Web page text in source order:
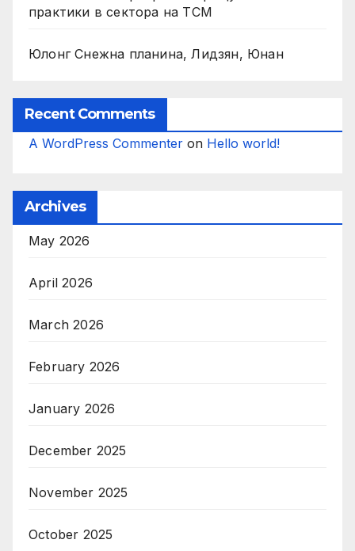
практики в сектора на TCM
Юлонг Снежна планина, Лидзян, Юнан
Recent Comments
A WordPress Commenter on Hello world!
Archives
May 2026
April 2026
March 2026
February 2026
January 2026
December 2025
November 2025
October 2025